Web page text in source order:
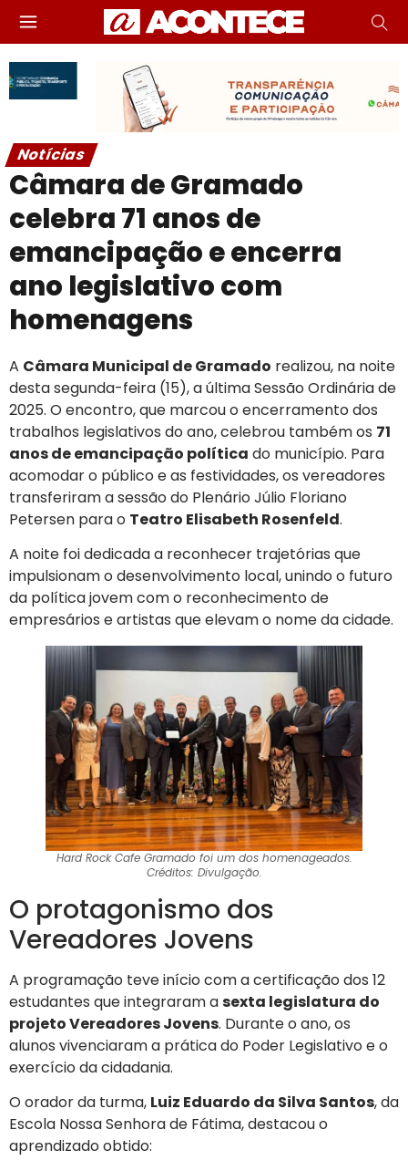
Notícias
Câmara de Gramado
celebra 71 anos de
emancipação e encerra
ano legislativo com
homenagens
A Câmara Municipal de Gramado realizou, na noite
desta segunda-feira (15), a última Sessão Ordinária de
2025. O encontro, que marcou o encerramento dos
trabalhos legislativos do ano, celebrou também os 71
anos de emancipação política do município. Para
acomodar o público e as festividades, os vereadores
transferiram a sessão do Plenário Júlio Floriano
Petersen para o Teatro Elisabeth Rosenfeld.
A noite foi dedicada a reconhecer trajetórias que
impulsionam o desenvolvimento local, unindo o futuro
da política jovem com o reconhecimento de
empresários e artistas que elevam o nome da cidade.
Hard Rock Cafe Gramado foi um dos homenageados.
Créditos: Divulgação.
O protagonismo dos
Vereadores Jovens
A programação teve início com a certificação dos 12
estudantes que integraram asexta legislatura do
projeto Vereadores Jovens. Durante o ano, os
alunos vivenciaram a prática do Poder Legislativo e o
exercício da cidadania.
O orador da turma, Luiz Eduardo da Silva Santos, da
Escola Nossa Senhora de Fátima, destacou o
aprendizado obtido: